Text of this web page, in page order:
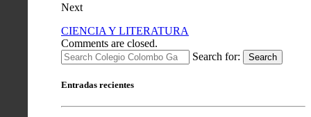
Next
CIENCIA Y LITERATURA
Comments are closed.
Search for:
Search
Entradas recientes